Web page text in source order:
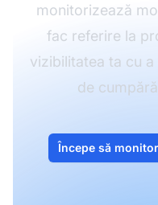
monitorizează
fac referire la
vizibilitatea ta cu
de
Începe să